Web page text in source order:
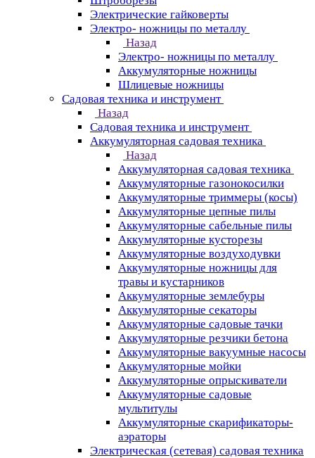
Электрические гайковерты
Электро- ножницы по металлу
Назад
Электро- ножницы по металлу
Аккумуляторные ножницы
Шлицевые ножницы
Cадовая техника и инструмент
Назад
Cадовая техника и инструмент
Аккумуляторная садовая техника
Назад
Аккумуляторная садовая техника
Аккумуляторные газонокосилки
Аккумуляторные триммеры (косы)
Аккумуляторные цепные пилы
Аккумуляторные сабельные пилы
Аккумуляторные кусторезы
Аккумуляторные воздуходувки
Аккумуляторные ножницы для
травы и кустарников
Аккумуляторные землебуры
Аккумуляторные секаторы
Аккумуляторные садовые тачки
Аккумуляторные резчики бетона
Аккумуляторные вакуумные насосы
Аккумуляторные мойки
Аккумуляторные опрыскиватели
Аккумуляторные садовые
мультитулы
Аккумуляторные скарификаторы-
аэраторы
Электрическая (сетевая) садовая техника